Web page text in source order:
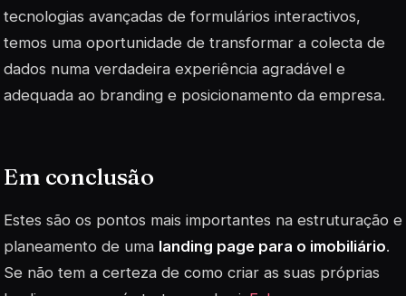
tecnologias avançadas de formulários interactivos,
temos uma oportunidade de transformar a colecta de
dados numa verdadeira experiência agradável e
adequada ao branding e posicionamento da empresa.
Em conclusão
Estes são os pontos mais importantes na estruturação e
planeamento de uma landing page para o imobiliário.
Se não tem a certeza de como criar as suas próprias